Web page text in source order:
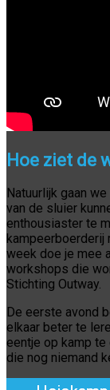
Hoe ziet de
Natuurlijk gaan
van de sluier
enthousiaster te
kampeerboerderij
week doe je mee
workshops die
Stichting Outway.
De eerste avond
elkaar beter te
eentje op kamp te
die nog niemand